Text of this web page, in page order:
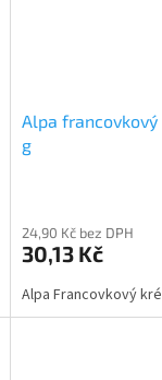
Alpa
g
24,90 Kč bez DPH
30,13 Kč
Alpa Francovkový